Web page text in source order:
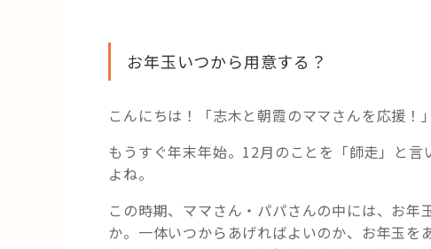
お年玉いつから用意する？
こんにちは！「志木と朝霞のママさんを応援
もうすぐ年末年始。12月のことを「師走」と
よね。
この時期、ママさん・パパさんの中には、お
か。一体いつからあげればよいのか、お年玉